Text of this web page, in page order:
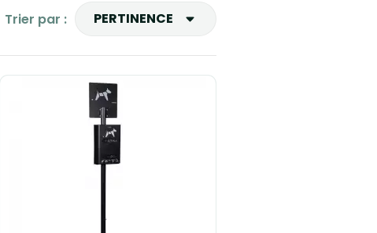
Trier par : PERTINENCE
Pertinence
Nom, A à Z
Prix, croissant